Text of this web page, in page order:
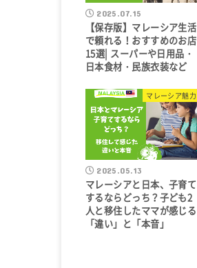
2025.07.15
【保存版】マレーシア生活
で頼れる！おすすめのお店
15選| スーパーや日用品・
日本食材・民族衣装など
マレーシア魅力
2025.05.13
マレーシアと日本、子育て
するならどっち？子ども2
人と移住したママが感じる
「違い」と「本音」